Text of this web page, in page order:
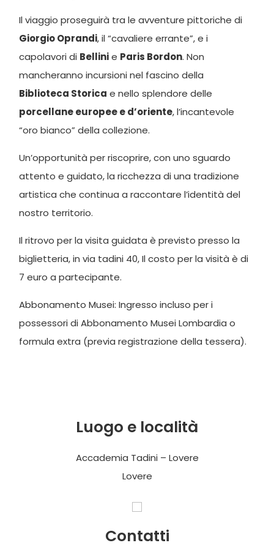
Il viaggio proseguirà tra le avventure pittoriche di
Giorgio Oprandi, il “cavaliere errante”, e i
capolavori di Bellinie Paris Bordon. Non
mancheranno incursioni nel fascino della
Biblioteca Storica e nello splendore delle
porcellane europee e d’oriente, l’incantevole
“oro bianco” della collezione.
Un’opportunità per riscoprire, con uno sguardo
attento e guidato, la ricchezza di una tradizione
artistica che continua a raccontare l’identità del
nostro territorio.
Il ritrovo per la visita guidata è previsto presso la
biglietteria, in via tadini 40, Il costo per la visità è di
7 euro a partecipante.
Abbonamento Musei: Ingresso incluso per i
possessori di Abbonamento Musei Lombardia o
formula extra (previa registrazione della tessera).
Luogo e località
Accademia Tadini – Lovere
Lovere
Contatti